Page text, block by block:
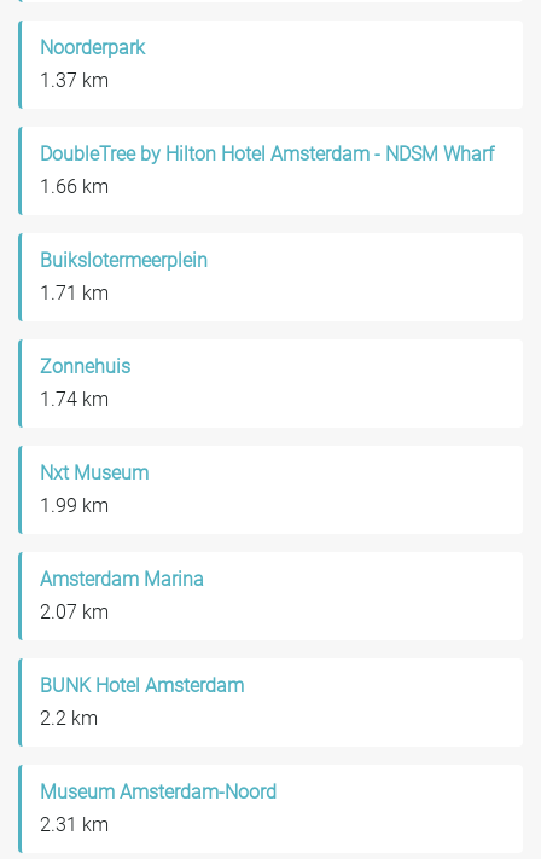
Noorderpark
1.37 km
DoubleTree by Hilton Hotel Amsterdam - NDSM Wharf
1.66 km
Buikslotermeerplein
1.71 km
Zonnehuis
1.74 km
Nxt Museum
1.99 km
Amsterdam Marina
2.07 km
BUNK Hotel Amsterdam
2.2 km
Museum Amsterdam-Noord
2.31 km